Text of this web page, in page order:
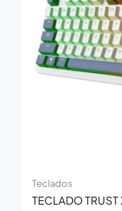
Teclados
TECLADO TRUST